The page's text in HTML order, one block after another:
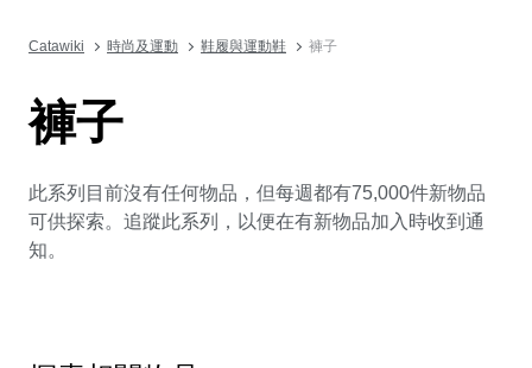
Catawiki 時尚及運動 鞋履與運動鞋 褲子
褲子
此系列目前沒有任何物品，但每週都有75,000件新物品
可供探索。追蹤此系列，以便在有新物品加入時收到通
知。